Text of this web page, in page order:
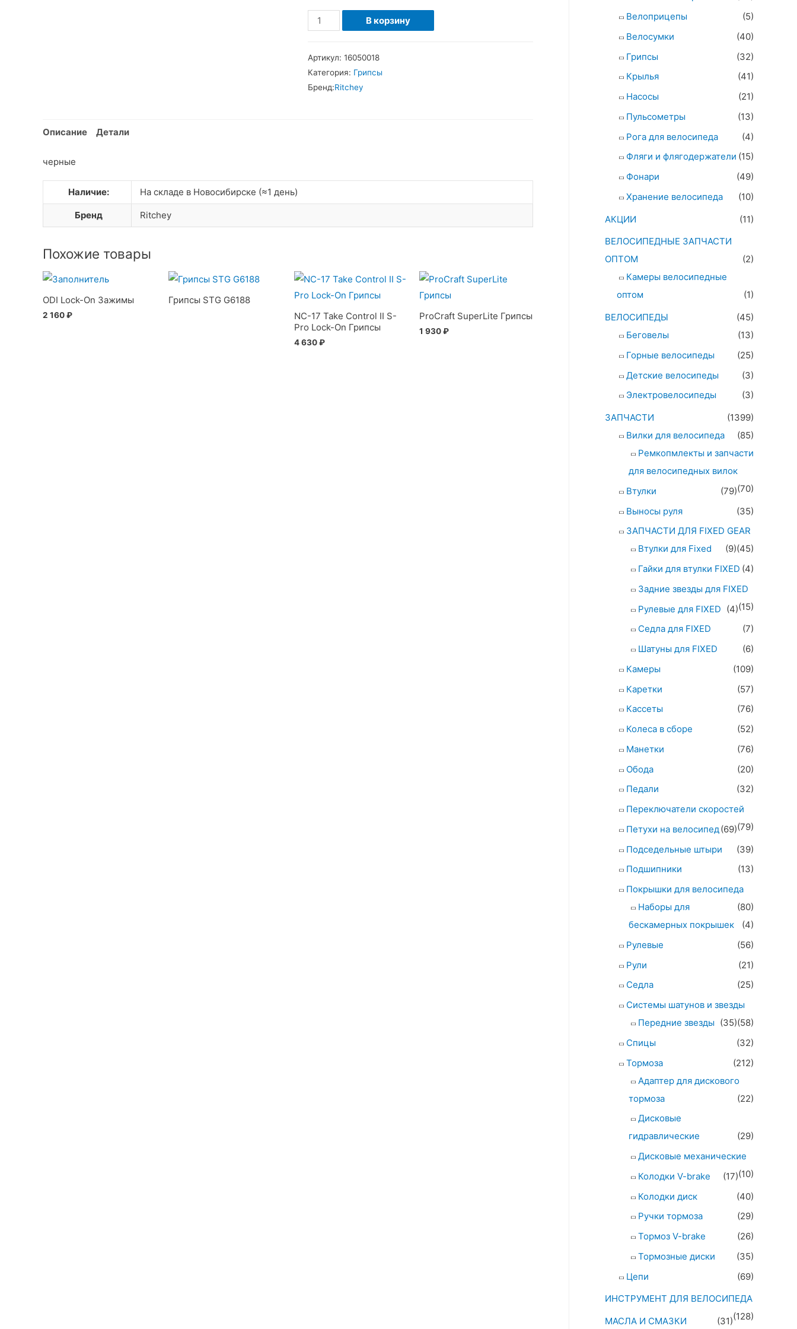
Количество
товара
WCS
Ergo
В корзину
Артикул: 16050018
Категория: Грипсы
Бренд:Ritchey
Описание Детали
черные
Наличие: На складе в Новосибирске (≈1 день)
Бренд Ritchey
Похожие товары
ODI Lock-On Зажимы
2 160₽
Грипсы STG G6188
NC-17 Take Control II S-
Pro Lock-On Грипсы
4 630₽
ProCraft SuperLite Грипсы
1 930₽
Велоприцепы
(5)
Велосумки
(40)
Грипсы
(32)
Крылья
(41)
Насосы
(21)
Пульсометры
(13)
Рога для велосипеда
(4)
Фляги и флягодержатели (15)
Фонари
(49)
Хранение велосипеда
(10)
АКЦИИ
(11)
ВЕЛОСИПЕДНЫЕ ЗАПЧАСТИ
ОПТОМ
(2)
Камеры велосипедные
оптом
(1)
ВЕЛОСИПЕДЫ
(45)
Беговелы
(13)
Горные велосипеды
(25)
Детские велосипеды
(3)
Электровелосипеды
(3)
ЗАПЧАСТИ
(1399)
Вилки для велосипеда
(85)
Ремкопмлекты и запчасти
для велосипедных вилок
(70)
Втулки
(79)
Выносы руля
(35)
ЗАПЧАСТИ ДЛЯ FIXED GEAR
(45)
Втулки для Fixed
(9)
Гайки для втулки FIXED (4)
Задние звезды для FIXED
(15)
Рулевые для FIXED (4)
Седла для FIXED
(7)
Шатуны для FIXED
(6)
Камеры
(109)
Каретки
(57)
Кассеты
(76)
Колеса в сборе
(52)
Манетки
(76)
Обода
(20)
Педали
(32)
Переключатели скоростей
(79)
Петухи на велосипед(69)
Подседельные штыри
(39)
Подшипники
(13)
Покрышки для велосипеда
(80)
Наборы для
бескамерных покрышек
(4)
Рулевые
(56)
Рули
(21)
Седла
(25)
Системы шатунов и звезды
(58)
Передние звезды (35)
Спицы
(32)
Тормоза
(212)
Адаптер для дискового
тормоза
(22)
Дисковые
гидравлические
(29)
Дисковые механические
(10)
Колодки V-brake
(17)
Колодки диск
(40)
Ручки тормоза
(29)
Тормоз V-brake
(26)
Тормозные диски
(35)
Цепи
(69)
ИНСТРУМЕНТ ДЛЯ ВЕЛОСИПЕДА
(128)
МАСЛА И СМАЗКИ (31)